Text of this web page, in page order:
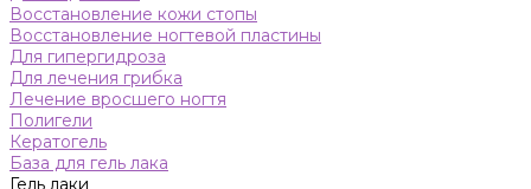
Восстановление кожи стопы
Восстановление ногтевой пластины
Для гипергидроза
Для лечения грибка
Лечение вросшего ногтя
Полигели
Кератогель
База для гель лака
Гель лаки